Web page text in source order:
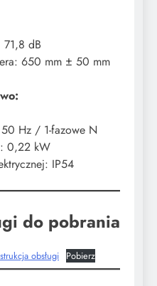
71,8 dB
650 mm ± 50 mm
Hz / 1-fazowe N
0,22 kW
IP54
do pobrania
obsługi Pobierz